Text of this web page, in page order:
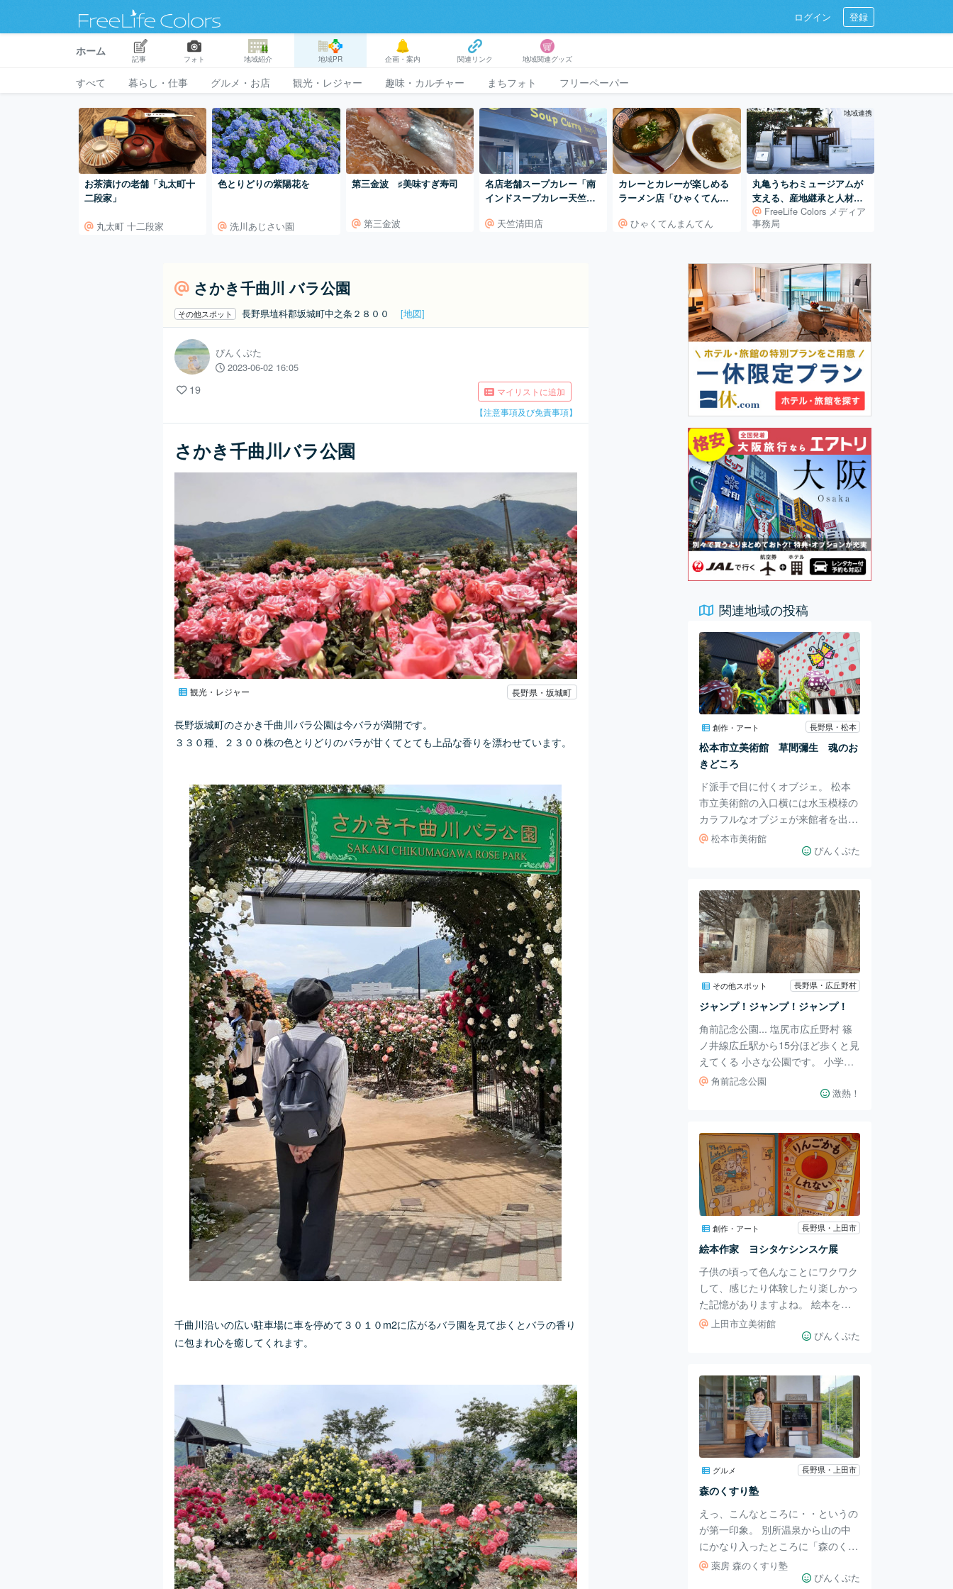
ログイン 登録
ホーム
記事 フォト 地域紹介 地域PR 企画・案内 関連リンク 地域関連グッズ
すべて 暮らし・仕事 グルメ・お店 観光・レジャー 趣味・カルチャー まちフォト フリーペーパー
お茶漬けの老舗「丸太町十
二段家」
丸太町 十二段家
色とりどりの紫陽花を
洗川あじさい園
第三金波 ♯美味すぎ寿司
第三金波
名店老舗スープカレー「南
インドスープカレー天竺清
天竺清田店
カレーとカレーが楽しめる
ラーメン店「ひゃくてんま
ひゃくてんまんてん
地域連携
丸亀うちわミュージアムが
支える、産地継承と人材育
成 ― 400年続く地場産業
を、次の世代へ
FreeLife Colors メディア
事務局
さかき千曲川 バラ公園
その他スポット 長野県埴科郡坂城町中之条２８００ [地図]
ぴんくぶた
2023-06-02 16:05
19
マイリストに追加
【注意事項及び免責事項】
さかき千曲川バラ公園
観光・レジャー 長野県・坂城町
長野坂城町のさかき千曲川バラ公園は今バラが満開です。
３３０種、２３００株の色とりどりのバラが甘くてとても上品な香りを漂わせています。
千曲川沿いの広い駐車場に車を停めて３０１０m2に広がるバラ園を見て歩くとバラの香り
に包まれ心を癒してくれます。
関連地域の投稿
創作・アート 長野県・松本
松本市立美術館 草間彌生 魂のお
きどころ
ド派手で目に付くオブジェ。 松本
市立美術館の入口横には水玉模様の
カラフルなオブジェが来館者を出迎
えてくれます。 お子さんが喜びそ
うな色と模様。 美術館の雰囲気が
ロートレック展が始まっており、ど
んなもんかなと訪れてみました。
多分アートが好きな方なら一度はロ
ートレックの作品を目にしたことが
あると思います。 入口を入るとす
ぐ横にミュージアムショップがあ
り、色んなグッズが販売されていま
した。ロートレックの作品からは当
時の大衆芸能や人々の
松本市美術館
ぴんくぶた
その他スポット 長野県・広丘野村
ジャンプ！ジャンプ！ジャンプ！
角前記念公園... 塩尻市広丘野村 篠
ノ井線広丘駅から15分ほど歩くと見
えてくる 小さな公園です。 小学生
くらいの子供たちが 3体1組で色々
なポーズをしています！ 勢いよく
子 勝手ながらそんな雰囲気を感じ
ます。 ポーズは様々 それぞれにス
トーリーがありそうで！ 作者は広
丘堅石出身の美術家 故古厩恭久(た
かひさ)さんという方と伺いまし
た！ 足跡は、、 歩き回ってたらい
い具合についてました！ 近くには
憩いの場があったり元々農地だった
この
角前記念公園
激熱！
創作・アート 長野県・上田市
絵本作家 ヨシタケシンスケ展
子供の頃って色んなことにワクワク
して、感じたり体験したり楽しかっ
た記憶がありますよね。 絵本を夢
中になって読み、夢の世界へ誘われ
てヒーローになってみたり一緒に笑
して活躍しているヨシタケシンスケ
展がここ長野の上田市で開催されて
いると知り、それっ と行ってきま
した。 場所は上田市立美術館。 と
てもおしゃれでぐるっと円形になっ
ています。 コンサート会場やホー
ルもあり、上田市の文化拠点になっ
ています。 2階の展示会場に行く
と、もうそこはシンス
上田市立美術館
ぴんくぶた
グルメ 長野県・上田市
森のくすり塾
えっ、こんなところに・・というの
が第一印象。 別所温泉から山の中
にかなり入ったところに「森のくす
り塾」さんがあります。 HPを見て
頂くとわかりますが、店主はチベッ
薬房 森のくすり塾
ぴんくぶた